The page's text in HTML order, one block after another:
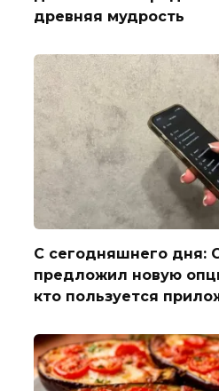
древняя мудрость
С сегодняшнего дня:
предложил новую
кто пользуется